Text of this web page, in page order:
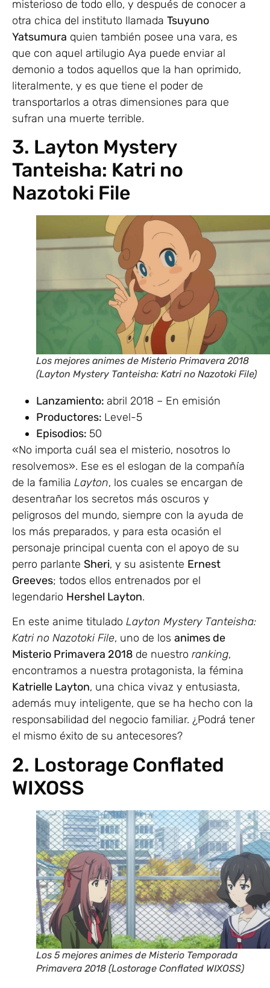
misterioso de todo ello, y después de conocer a
otra chica del instituto llamada Tsuyuno
Yatsumura quien también posee una vara, es
que con aquel artilugio Aya puede enviar al
demonio a todos aquellos que la han oprimido,
literalmente, y es que tiene el poder de
transportarlos a otras dimensiones para que
sufran una muerte terrible.
3. Layton Mystery
Tanteisha: Katri no
Nazotoki File
Los mejores animes de Misterio Primavera 2018
(Layton Mystery Tanteisha: Katri no Nazotoki File)
Lanzamiento: abril 2018 – En emisión
Productores: Level-5
Episodios: 50
«No importa cuál sea el misterio, nosotros lo
resolvemos». Ese es el eslogan de la compañía
de la familia Layton, los cuales se encargan de
desentrañar los secretos más oscuros y
peligrosos del mundo, siempre con la ayuda de
los más preparados, y para esta ocasión el
personaje principal cuenta con el apoyo de su
perro parlante Sheri, y su asistente Ernest
Greeves; todos ellos entrenados por el
legendario Hershel Layton.
En este anime titulado Layton Mystery Tanteisha:
Katri no Nazotoki File, uno de los animes de
Misterio Primavera 2018 de nuestro ranking,
encontramos a nuestra protagonista, la fémina
Katrielle Layton, una chica vivaz y entusiasta,
además muy inteligente, que se ha hecho con la
responsabilidad del negocio familiar. ¿Podrá tener
el mismo éxito de su antecesores?
2. Lostorage Conflated
WIXOSS
Los 5 mejores animes de Misterio Temporada
Primavera 2018 (Lostorage Conflated WIXOSS)